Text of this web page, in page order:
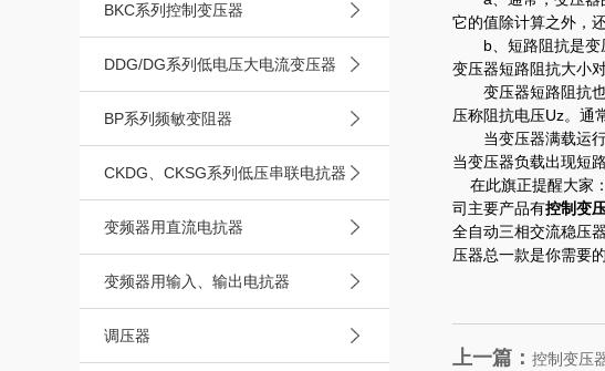
BKC系列控制变压器
DDG/DG系列低电压大电流变压器
BP系列频敏变阻器
CKDG、CKSG系列低压串联电抗器
变频器用直流电抗器
变频器用输入、输出电抗器
调压器
它的值除计算之外，
b、短路阻抗是变压
变压器短路阻抗大小
变压器短路阻抗也
压称阻抗电压Uz。通
当变压器满载运行
当变压器负载出现短
在此旗正提醒大家
司主要产品有控制变
全自动三相交流稳压
压器总一款是你需要的
上一篇： 控制变压